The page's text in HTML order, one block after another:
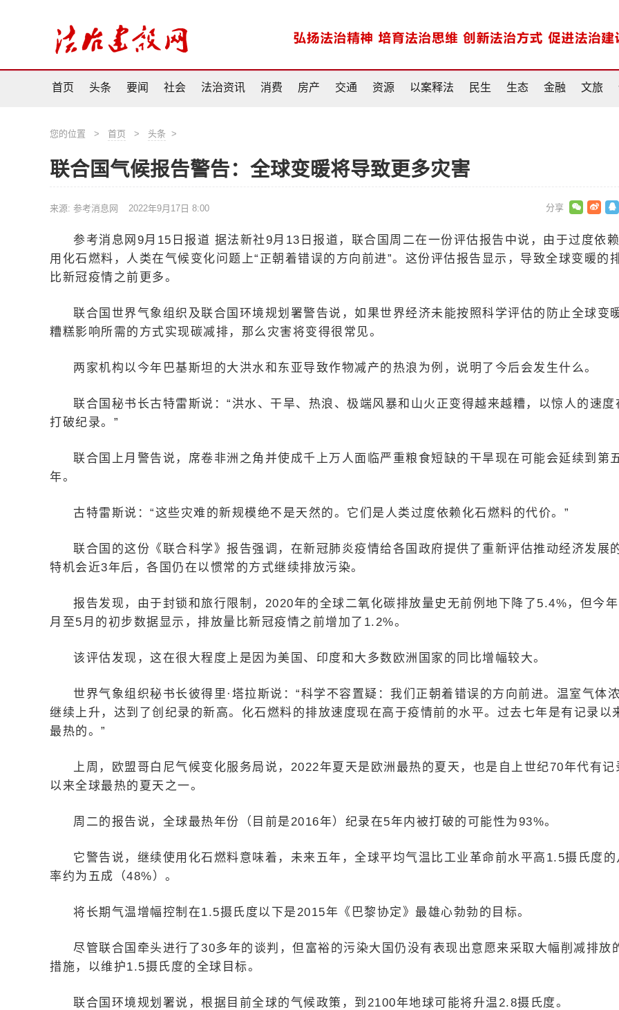
首页 头条 要闻 社会 法治资讯 消费 房产 交通 资源 以案释法 民生 生态 金融 文旅
您的位置 > 首页 > 头条 >
联合国气候报告警告：全球变暖将导致更多灾害
来源: 参考消息网 2022年9月17日 8:00
参考消息网9月15日报道 据法新社9月13日报道，联合国周二在一份评估报告中说，由于过度依
用化石燃料，人类在气候变化问题上“正朝着错误的方向前进”。这份评估报告显示，导致全球变暖的
比新冠疫情之前更多。
联合国世界气象组织及联合国环境规划署警告说，如果世界经济未能按照科学评估的防止全球变
糟糕影响所需的方式实现碳减排，那么灾害将变得很常见。
两家机构以今年巴基斯坦的大洪水和东亚导致作物减产的热浪为例，说明了今后会发生什么。
联合国秘书长古特雷斯说：“洪水、干旱、热浪、极端风暴和山火正变得越来越糟，以惊人的速度
打破纪录。”
联合国上月警告说，席卷非洲之角并使成千上万人面临严重粮食短缺的干旱现在可能会延续到第
年。
古特雷斯说：“这些灾难的新规模绝不是天然的。它们是人类过度依赖化石燃料的代价。”
联合国的这份《联合科学》报告强调，在新冠肺炎疫情给各国政府提供了重新评估推动经济发展
特机会近3年后，各国仍在以惯常的方式继续排放污染。
报告发现，由于封锁和旅行限制，2020年的全球二氧化碳排放量史无前例地下降了5.4%，但今
月至5月的初步数据显示，排放量比新冠疫情之前增加了1.2%。
该评估发现，这在很大程度上是因为美国、印度和大多数欧洲国家的同比增幅较大。
世界气象组织秘书长彼得里·塔拉斯说：“科学不容置疑：我们正朝着错误的方向前进。温室气体
继续上升，达到了创纪录的新高。化石燃料的排放速度现在高于疫情前的水平。过去七年是有记录以
最热的。”
上周，欧盟哥白尼气候变化服务局说，2022年夏天是欧洲最热的夏天，也是自上世纪70年代有记
以来全球最热的夏天之一。
周二的报告说，全球最热年份（目前是2016年）纪录在5年内被打破的可能性为93%。
它警告说，继续使用化石燃料意味着，未来五年，全球平均气温比工业革命前水平高1.5摄氏度的
率约为五成（48%）。
将长期气温增幅控制在1.5摄氏度以下是2015年《巴黎协定》最雄心勃勃的目标。
尽管联合国牵头进行了30多年的谈判，但富裕的污染大国仍没有表现出意愿来采取大幅削减排放
措施，以维护1.5摄氏度的全球目标。
联合国环境规划署说，根据目前全球的气候政策，到2100年地球可能将升温2.8摄氏度。